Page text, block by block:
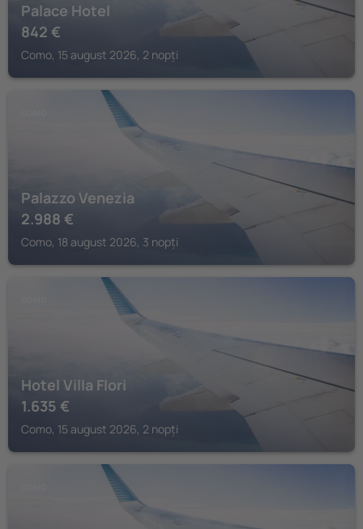
Palace Hotel
842 €
Como, 15 august 2026, 2 nopți
Palazzo Venezia
2.988 €
Como, 18 august 2026, 3 nopți
Hotel Villa Flori
1.635 €
Como, 15 august 2026, 2 nopți